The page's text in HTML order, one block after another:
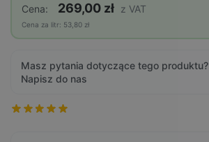
Cena: 269,00 zł z VAT
Cena za litr: 53,80 zł
Masz pytania dotyczące tego produktu?
Napisz do nas